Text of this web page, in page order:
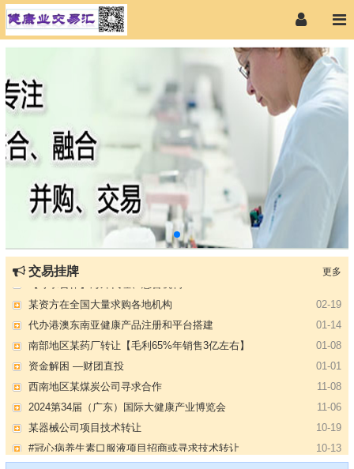
更多
交易挂牌
07-09
【专注投资】城投 交投 建投等国企项目合作
04-12
【寻求合作】海外代理、慈善机构
02-19
某资方在全国大量求购各地机构
01-14
代办港澳东南亚健康产品注册和平台搭建
01-08
南部地区某药厂转让【毛利65%年销售3亿左右】
01-01
资金解困 —财团直投
11-08
西南地区某煤炭公司寻求合作
11-06
2024第34届（广东）国际大健康产业博览会
10-19
某器械公司项目技术转让
10-13
#冠心病养生素口服液项目招商或寻求技术转让
10-13
大健康交易中心平台招商